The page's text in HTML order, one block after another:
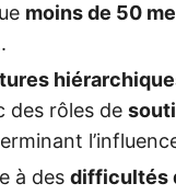
moins de 50
des rôles de
à des difficultés